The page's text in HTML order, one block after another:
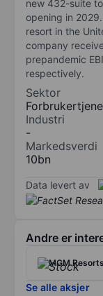
new 432-suite
opening in
resort in the
company
prepandemic
respectively.
Sektor
Industri
-
Markedsverdi
10bn
Data levert av
Andre er
MGM
Se alle aksjer